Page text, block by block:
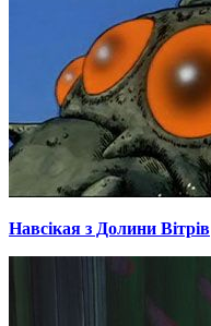
Навсікая з Долини Вітрів